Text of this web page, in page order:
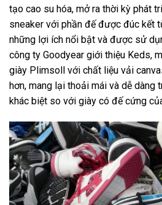
tạo cao su hóa, mở ra thời kỳ phát
sneaker với phần đế được đúc kết
những lợi ích nổi bật và được sử
công ty Goodyear giới thiệu Keds,
giày Plimsoll với chất liệu vải
hơn, mang lại thoải mái và dễ dàng
khác biệt so với giày có đế cứng